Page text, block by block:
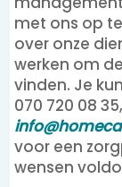
met ons op
over onze
werken om
vinden. Je
070 720 08
voor een
wensen